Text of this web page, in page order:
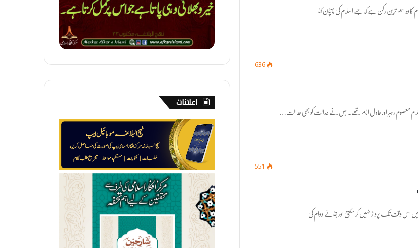
کا وہ اہم ترین رکن ہے کہ جسے اسلام کی پہچان کہا…
636
معصوم رہبر اور عادل امام تھے۔ جس نے عدالت کو بھی عدالت…
551
اس وقت تک پرواز نہیں کر سکتی اور بقائے دوام کی…
ر
ا
و
ب
ا
ی
اعلانات